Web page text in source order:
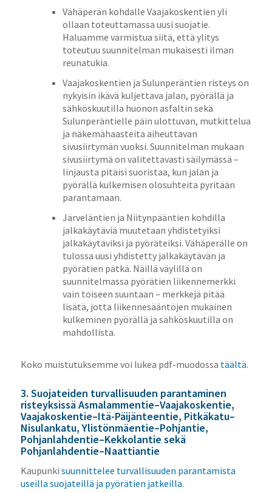
Vähäperän kohdalle Vaajakoskentien yli
ollaan toteuttamassa uusi suojatie.
Haluamme varmistua siitä, että ylitys
toteutuu suunnitelman mukaisesti ilman
reunatukia.
Vaajakoskentien ja Sulunperäntien risteys on
nykyisin ikävä kuljettava jalan, pyörällä ja
sähköskuutilla huonon asfaltin sekä
Sulunperäntielle päin ulottuvan, mutkittelua
ja näkemähaasteita aiheuttavan
sivusiirtymän vuoksi. Suunnitelman mukaan
sivusiirtymä on valitettavasti säilymässä –
linjausta pitäisi suoristaa, kun jalan ja
pyörällä kulkemisen olosuhteita pyritään
parantamaan.
Järveläntien ja Niitynpääntien kohdilla
jalkakäytäviä muutetaan yhdistetyiksi
jalkakäytäviksi ja pyöräteiksi. Vähäperälle on
tulossa uusi yhdistetty jalkakäytävän ja
pyörätien pätkä. Näillä väylillä on
suunnitelmassa pyörätien liikennemerkki
vain toiseen suuntaan – merkkejä pitää
lisätä, jotta liikennesääntöjen mukainen
kulkeminen pyörällä ja sähköskuutilla on
mahdollista.
Koko muistutuksemme voi lukea pdf-muodossa täältä.
3. Suojateiden turvallisuuden parantaminen
risteyksissä Asmalammentie–Vaajakoskentie,
Vaajakoskentie–Itä-Päijänteentie, Pitkäkatu–
Nisulankatu, Ylistönmäentie–Pohjantie,
Pohjanlahdentie–Kekkolantie sekä
Pohjanlahdentie–Naattiantie
Kaupunki suunnittelee turvallisuuden parantamista
useilla suojateillä ja pyörätien jatkeilla.